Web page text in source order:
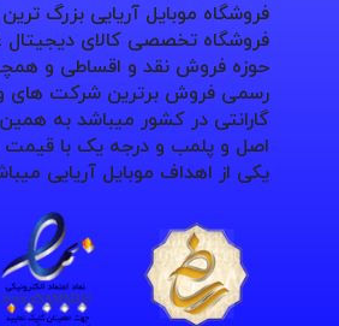
فروشگاه موبایل آریایی بزرگ
فروشگاه تخصصی کالای
حوزه فروش نقد و اقساطی و
رسمی فروش برترین شرکت های
گارانتی در کشور میباشد به
اصل و پلمب و درجه یک با قیمت
یکی از اهداف موبایل آریایی